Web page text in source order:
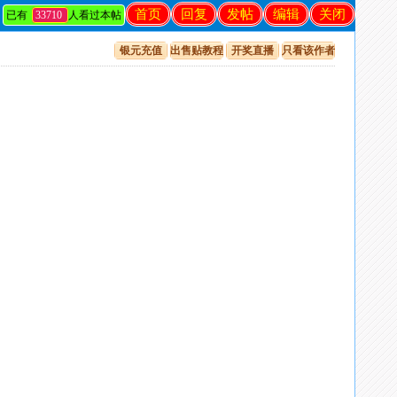
关闭
编辑
发帖
回复
首页
已有 33710 人看过本帖
银元充值 出售贴教程 开奖直播 只看该作者